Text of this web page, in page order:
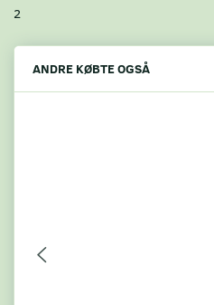
2
ANDRE KØBTE OGSÅ